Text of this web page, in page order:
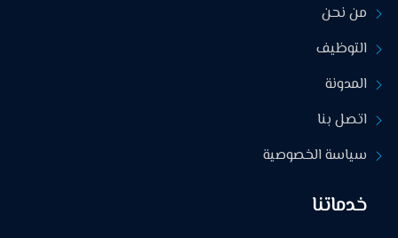
من نحن
التوظيف
المدونة
اتصل بنا
سياسة الخصوصية
خدماتنا